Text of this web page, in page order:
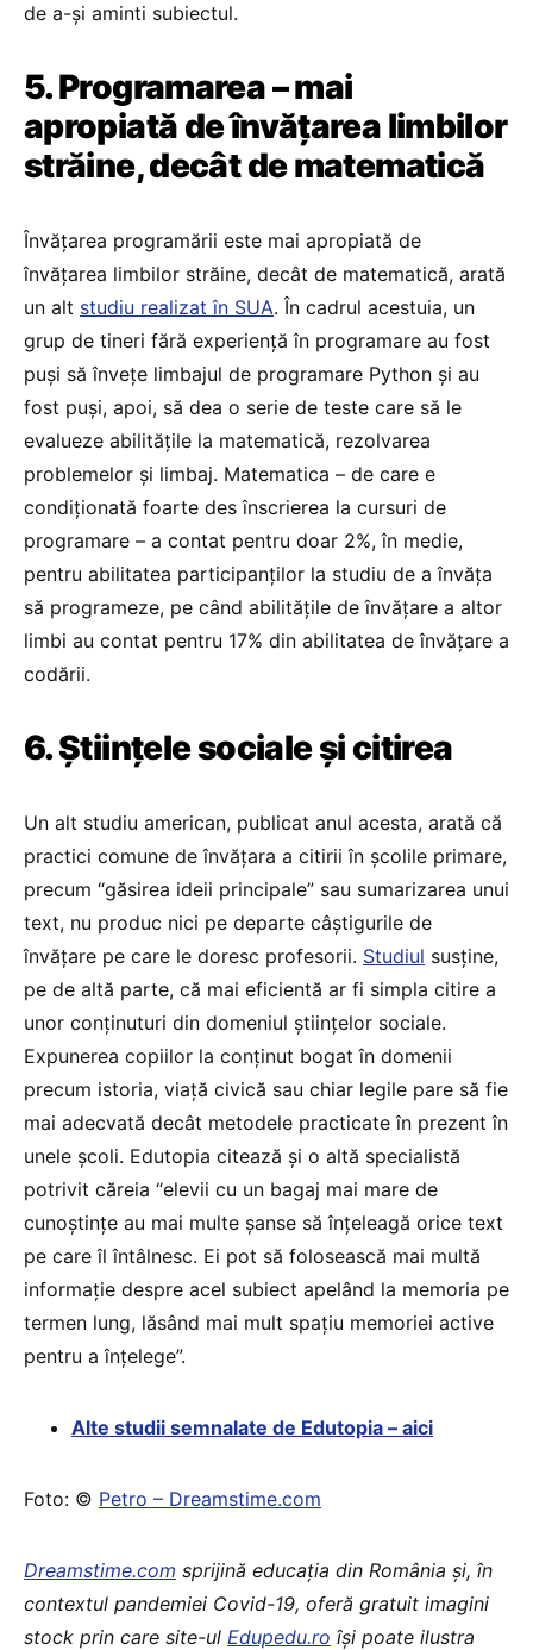
de a-și aminti subiectul.
5. Programarea – mai
apropiată de învățarea limbilor
străine, decât de matematică
Învățarea programării este mai apropiată de
învățarea limbilor străine, decât de matematică, arată
un alt studiu realizat în SUA. În cadrul acestuia, un
grup de tineri fără experiență în programare au fost
puși să învețe limbajul de programare Python și au
fost puși, apoi, să dea o serie de teste care să le
evalueze abilitățile la matematică, rezolvarea
problemelor și limbaj. Matematica – de care e
condiționată foarte des înscrierea la cursuri de
programare – a contat pentru doar 2%, în medie,
pentru abilitatea participanților la studiu de a învăța
să programeze, pe când abilitățile de învățare a altor
limbi au contat pentru 17% din abilitatea de învățare a
codării.
6. Științele sociale și citirea
Un alt studiu american, publicat anul acesta, arată că
practici comune de învățara a citirii în școlile primare,
precum “găsirea ideii principale” sau sumarizarea unui
text, nu produc nici pe departe câștigurile de
învățare pe care le doresc profesorii. Studiul susține,
pe de altă parte, că mai eficientă ar fi simpla citire a
unor conținuturi din domeniul științelor sociale.
Expunerea copiilor la conținut bogat în domenii
precum istoria, viață civică sau chiar legile pare să fie
mai adecvată decât metodele practicate în prezent în
unele școli. Edutopia citează și o altă specialistă
potrivit căreia “elevii cu un bagaj mai mare de
cunoștințe au mai multe șanse să înțeleagă orice text
pe care îl întâlnesc. Ei pot să folosească mai multă
informație despre acel subiect apelând la memoria pe
termen lung, lăsând mai mult spațiu memoriei active
pentru a înțelege”.
Alte studii semnalate de Edutopia – aici
Foto: © Petro – Dreamstime.com
Dreamstime.com sprijină educaţia din România şi, în
contextul pandemiei Covid-19, oferă gratuit imagini
stock prin care site-ul Edupedu.ro îşi poate ilustra